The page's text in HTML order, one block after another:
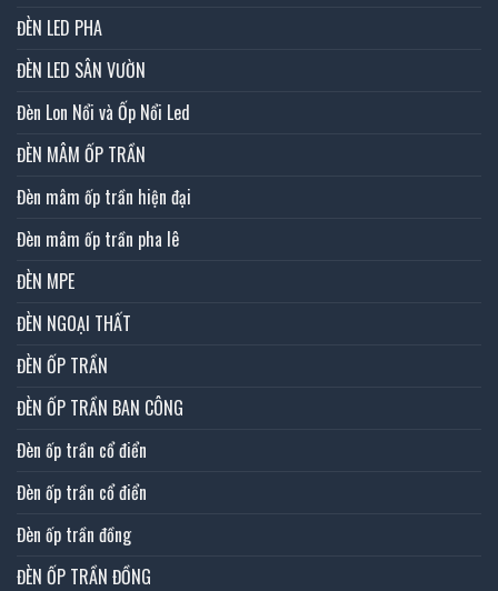
ĐÈN LED PHA
ĐÈN LED SÂN VƯỜN
Đèn Lon Nổi và Ốp Nổi Led
ĐÈN MÂM ỐP TRẦN
Đèn mâm ốp trần hiện đại
Đèn mâm ốp trần pha lê
ĐÈN MPE
ĐÈN NGOẠI THẤT
ĐÈN ỐP TRẦN
ĐÈN ỐP TRẦN BAN CÔNG
Đèn ốp trần cổ điển
Đèn ốp trần cổ điển
Đèn ốp trần đồng
ĐÈN ỐP TRẦN ĐỒNG